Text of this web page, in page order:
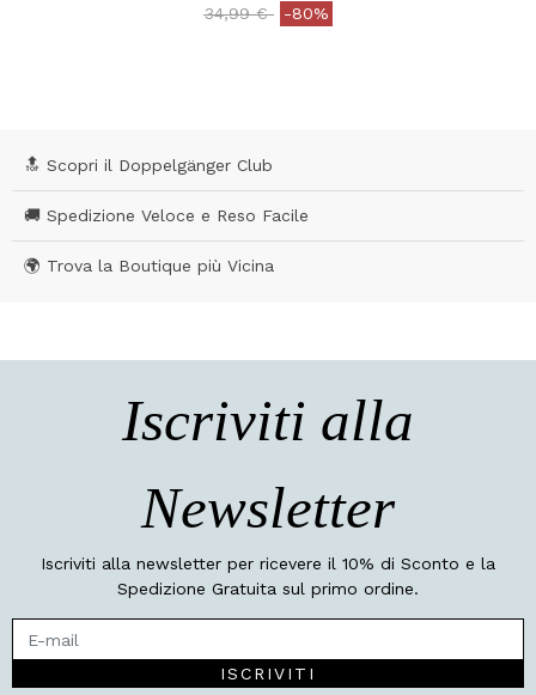
Price reduced from
34,99 €to-80%
🔝 Scopri il Doppelgänger Club
🚚 Spedizione Veloce e Reso Facile
🌍 Trova la Boutique più Vicina
Iscriviti alla
Newsletter
Iscriviti alla newsletter per ricevere il 10% di Sconto e la
Spedizione Gratuita sul primo ordine.
ISCRIVITI